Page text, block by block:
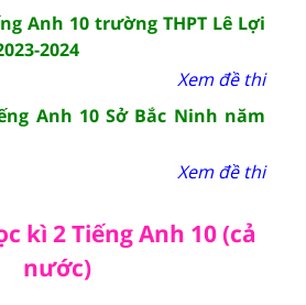
Anh 10 trường THPT Lê Lợi
2024
Xem đề thi
Anh 10 Sở Bắc Ninh năm
Xem đề thi
kì 2 Tiếng Anh 10 (cả
nước)